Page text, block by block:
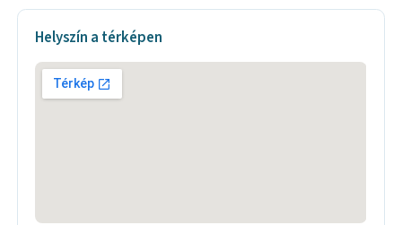
Helyszín a térképen